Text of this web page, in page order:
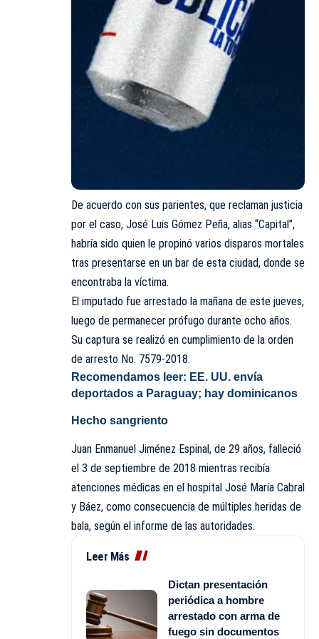
De acuerdo con sus parientes, que reclaman justicia
por el caso, José Luis Gómez Peña, alias “Capital”,
habría sido quien le propinó varios disparos mortales
tras presentarse en un bar de esta ciudad, donde se
encontraba la víctima.
El imputado fue arrestado la mañana de este jueves,
luego de permanecer prófugo durante ocho años.
Su captura se realizó en cumplimiento de la orden
de arresto No. 7579-2018.
Recomendamos leer: EE. UU. envía
deportados a Paraguay; hay dominicanos
Hecho sangriento
Juan Enmanuel Jiménez Espinal, de 29 años, falleció
el 3 de septiembre de 2018 mientras recibía
atenciones médicas en el hospital José María Cabral
y Báez, como consecuencia de múltiples heridas de
bala, según el informe de las autoridades.
Leer Más
Dictan presentación
periódica a hombre
arrestado con arma de
fuego sin documentos